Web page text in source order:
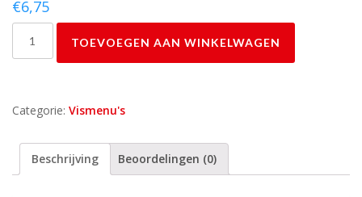
€6,75
TOEVOEGEN AAN WINKELWAGEN
Categorie: Vismenu's
Beschrijving Beoordelingen (0)